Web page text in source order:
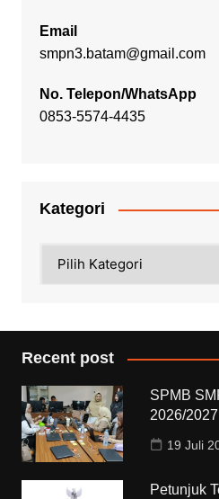
Email
smpn3.batam@gmail.com
No. Telepon/WhatsApp
0853-5574-4435
Kategori
Recent post
SPMB
2026/2027
19 Juli
Petunjuk